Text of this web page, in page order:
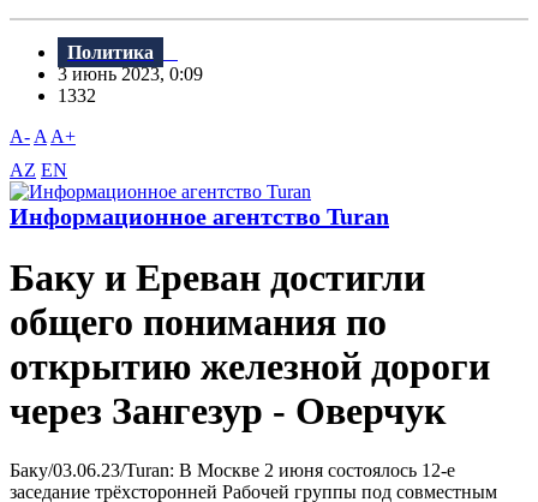
Политика
3 июнь 2023, 0:09
1332
A- A A+
AZ EN
Информационное агентство Turan
Баку и Ереван достигли
общего понимания по
открытию железной дороги
через Зангезур - Оверчук
Баку/03.06.23/Turan: В Москве 2 июня состоялось 12-е
заседание трёхсторонней Рабочей группы под совместным